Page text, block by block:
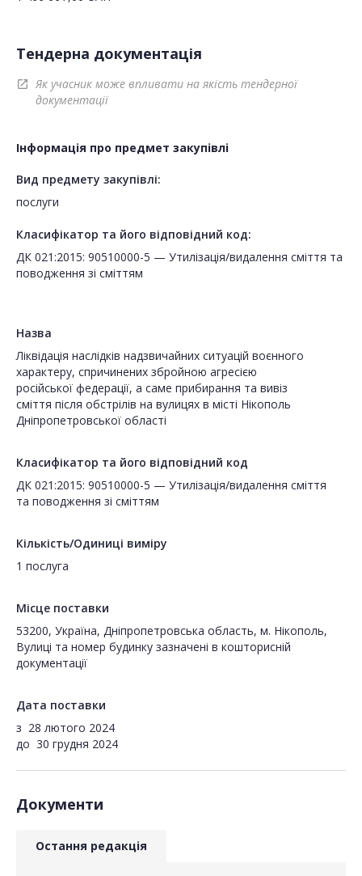
Тендерна документація
open_in_new
Як учасник може впливати на якість тендерної
документації
Інформація про предмет закупівлі
Вид предмету закупівлі:
послуги
Класифікатор та його відповідний код:
ДК 021:2015: 90510000-5 — Утилізація/видалення сміття та
поводження зі сміттям
Назва
Ліквідація наслідків надзвичайних ситуацій воєнного
характеру, спричинених збройною агресією
російської федерації, а саме прибирання та вивіз
сміття після обстрілів на вулицях в місті Нікополь
Дніпропетровської області
Класифікатор та його відповідний код
ДК 021:2015: 90510000-5 — Утилізація/видалення сміття
та поводження зі сміттям
Кількість/Одиниці виміру
1 послуга
Місце поставки
53200, Україна, Дніпропетровська область, м. Нікополь,
Вулиці та номер будинку зазначені в кошторисній
документації
Дата поставки
з 28 лютого 2024
до 30 грудня 2024
Документи
Остання редакція